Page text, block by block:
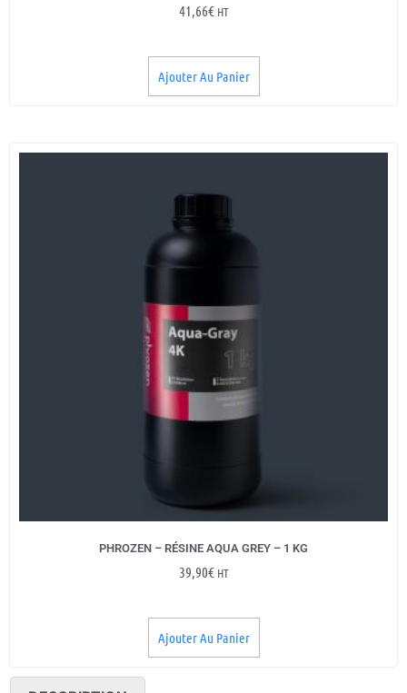
41,66€ HT
Ajouter Au Panier
PHROZEN – RÉSINE AQUA GREY – 1 KG
39,90€ HT
Ajouter Au Panier